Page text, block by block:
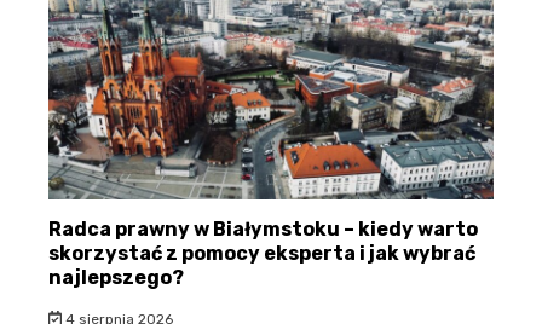
Radca prawny w Białymstoku – kiedy warto
skorzystać z pomocy eksperta i jak wybrać
najlepszego?
4 sierpnia 2026